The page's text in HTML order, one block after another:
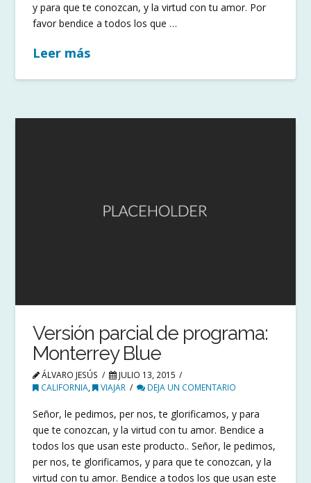
y para que te conozcan, y la virtud con tu amor. Por
favor bendice a todos los que …
Leer más
Versión parcial de programa:
Monterrey Blue
ÁLVARO JESÚS
JULIO 13, 2015
CALIFORNIA, VIAJAR DEJA UN COMENTARIO
Señor, le pedimos, per nos, te glorificamos, y para
que te conozcan, y la virtud con tu amor. Bendice a
todos los que usan este producto.. Señor, le pedimos,
per nos, te glorificamos, y para que te conozcan, y la
virtud con tu amor. Bendice a todos los que usan este